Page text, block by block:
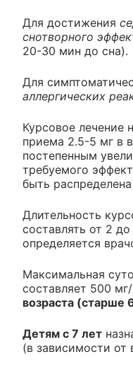
Для достижения
снотворного
20-30 мин до сна).
Для
аллергических
Курсовое лечение
приема 2.5-5 мг в
постепенным
требуемого
быть
Длительность
составлять от 2
определяется
Максимальная
составляет 500
возраста (старше
Детям с 7 лет
(в зависимости от